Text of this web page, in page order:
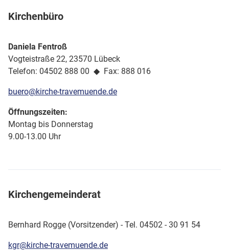
Kirchenbüro
Daniela Fentroß
Vogteistraße 22, 23570 Lübeck
Telefon: 04502 888 00 ◆ Fax: 888 016
buero@kirche-travemuende.de
Öffnungszeiten:
Montag bis Donnerstag
9.00-13.00 Uhr
Kirchengemeinderat
Bernhard Rogge (Vorsitzender) - Tel. 04502 - 30 91 54
kgr@kirche-travemuende.de